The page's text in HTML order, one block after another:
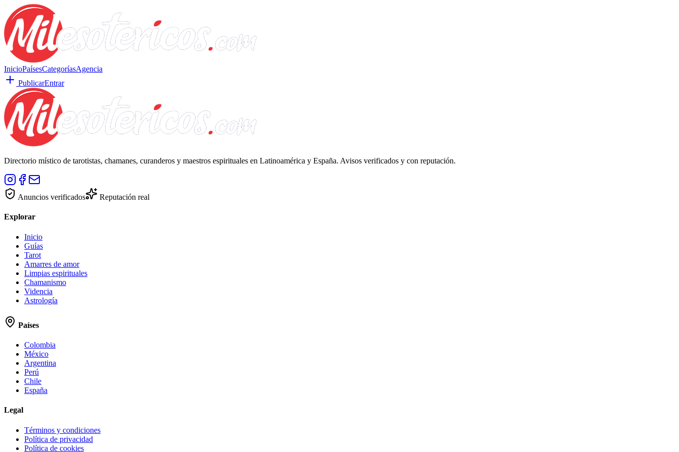
InicioPaísesCategoríasAgencia
PublicarEntrar
Directorio místico de tarotistas, chamanes, curanderos y maestros espirituales en Latinoamérica y España. Avisos verificados y con reputación.
Anuncios verificados Reputación real
Explorar
Inicio
Guías
Tarot
Amarres de amor
Limpias espirituales
Chamanismo
Videncia
Astrología
Países
Colombia
México
Argentina
Perú
Chile
España
Legal
Términos y condiciones
Política de privacidad
Política de cookies